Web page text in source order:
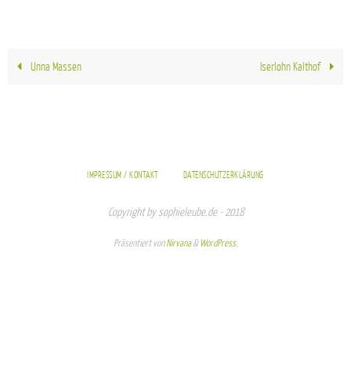
Unna Massen Iserlohn Kalthof
IMPRESSUM / KONTAKT DATENSCHUTZERKLÄRUNG
Copyright by sophieleube.de - 2018
Präsentiert vonNirvana& WordPress.